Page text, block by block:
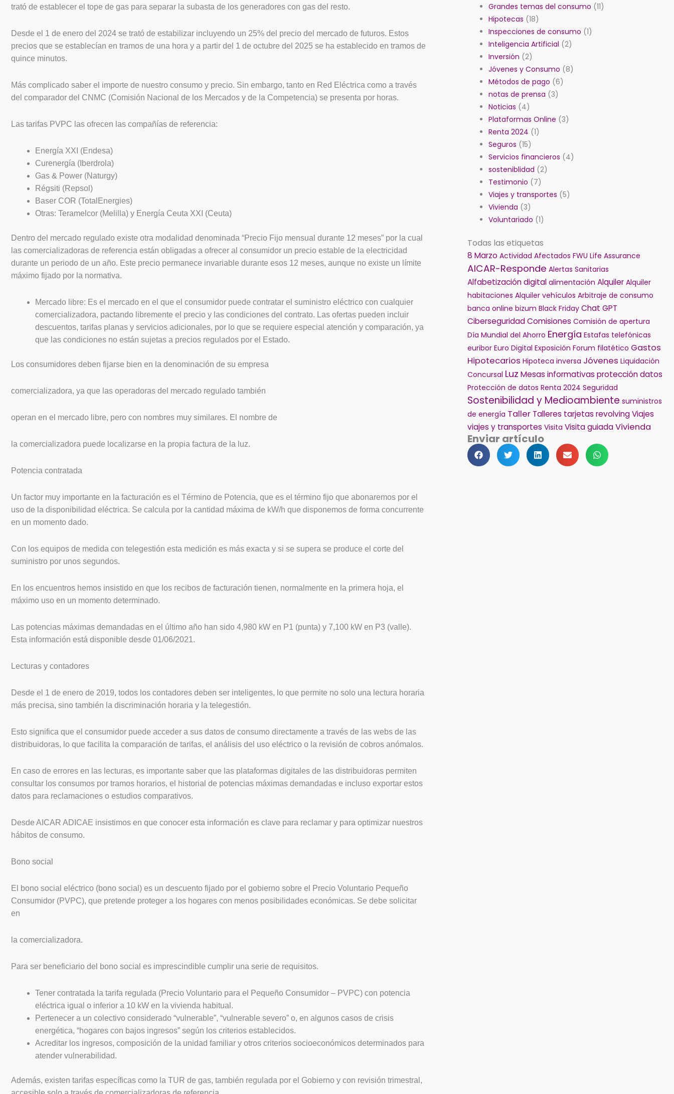
trató de establecer el tope de gas para separar la subasta de los generadores con gas del resto.
Desde el 1 de enero del 2024 se trató de estabilizar incluyendo un 25% del precio del mercado de futuros. Estos
precios que se establecían en tramos de una hora y a partir del 1 de octubre del 2025 se ha establecido en tramos de
quince minutos.
Más complicado saber el importe de nuestro consumo y precio. Sin embargo, tanto en Red Eléctrica como a través
del comparador del CNMC (Comisión Nacional de los Mercados y de la Competencia) se presenta por horas.
Las tarifas PVPC las ofrecen las compañías de referencia:
Energía XXI (Endesa)
Curenergía (Iberdrola)
Gas & Power (Naturgy)
Régsiti (Repsol)
Baser COR (TotalEnergies)
Otras: Teramelcor (Melilla) y Energía Ceuta XXI (Ceuta)
Dentro del mercado regulado existe otra modalidad denominada “Precio Fijo mensual durante 12 meses” por la cual
las comercializadoras de referencia están obligadas a ofrecer al consumidor un precio estable de la electricidad
durante un periodo de un año. Este precio permanece invariable durante esos 12 meses, aunque no existe un límite
máximo fijado por la normativa.
Mercado libre: Es el mercado en el que el consumidor puede contratar el suministro eléctrico con cualquier
comercializadora, pactando libremente el precio y las condiciones del contrato. Las ofertas pueden incluir
descuentos, tarifas planas y servicios adicionales, por lo que se requiere especial atención y comparación, ya
que las condiciones no están sujetas a precios regulados por el Estado.
Los consumidores deben fijarse bien en la denominación de su empresa
comercializadora, ya que las operadoras del mercado regulado también
operan en el mercado libre, pero con nombres muy similares. El nombre de
la comercializadora puede localizarse en la propia factura de la luz.
Potencia contratada
Un factor muy importante en la facturación es el Término de Potencia, que es el término fijo que abonaremos por el
uso de la disponibilidad eléctrica. Se calcula por la cantidad máxima de kW/h que disponemos de forma concurrente
en un momento dado.
Con los equipos de medida con telegestión esta medición es más exacta y si se supera se produce el corte del
suministro por unos segundos.
En los encuentros hemos insistido en que los recibos de facturación tienen, normalmente en la primera hoja, el
máximo uso en un momento determinado.
Las potencias máximas demandadas en el último año han sido 4,980 kW en P1 (punta) y 7,100 kW en P3 (valle).
Esta información está disponible desde 01/06/2021.
Lecturas y contadores
Desde el 1 de enero de 2019, todos los contadores deben ser inteligentes, lo que permite no solo una lectura horaria
más precisa, sino también la discriminación horaria y la telegestión.
Esto significa que el consumidor puede acceder a sus datos de consumo directamente a través de las webs de las
distribuidoras, lo que facilita la comparación de tarifas, el análisis del uso eléctrico o la revisión de cobros anómalos.
En caso de errores en las lecturas, es importante saber que las plataformas digitales de las distribuidoras permiten
consultar los consumos por tramos horarios, el historial de potencias máximas demandadas e incluso exportar estos
datos para reclamaciones o estudios comparativos.
Desde AICAR ADICAE insistimos en que conocer esta información es clave para reclamar y para optimizar nuestros
hábitos de consumo.
Bono social
El bono social eléctrico (bono social) es un descuento fijado por el gobierno sobre el Precio Voluntario Pequeño
Consumidor (PVPC), que pretende proteger a los hogares con menos posibilidades económicas. Se debe solicitar
en
la comercializadora.
Para ser beneficiario del bono social es imprescindible cumplir una serie de requisitos.
Tener contratada la tarifa regulada (Precio Voluntario para el Pequeño Consumidor – PVPC) con potencia
eléctrica igual o inferior a 10 kW en la vivienda habitual.
Pertenecer a un colectivo considerado “vulnerable”, “vulnerable severo” o, en algunos casos de crisis
energética, “hogares con bajos ingresos” según los criterios establecidos.
Acreditar los ingresos, composición de la unidad familiar y otros criterios socioeconómicos determinados para
atender vulnerabilidad.
Además, existen tarifas específicas como la TUR de gas, también regulada por el Gobierno y con revisión trimestral,
Grandes temas del consumo (11)
Hipotecas (18)
Inspecciones de consumo (1)
Inteligencia Artificial (2)
Inversión (2)
Jóvenes y Consumo (8)
Métodos de pago (6)
notas de prensa (3)
Noticias (4)
Plataformas Online (3)
Renta 2024 (1)
Seguros (15)
Servicios financieros (4)
sosteniblidad (2)
Testimonio (7)
Viajes y transportes (5)
Vivienda (3)
Voluntariado (1)
Todas las etiquetas
8 Marzo Actividad Afectados FWU Life Assurance
AICAR-Responde Alertas Sanitarias
Alfabetización digital alimentación Alquiler Alquiler
habitaciones Alquiler vehículos Arbitraje de consumo
banca online bizum Black Friday Chat GPT
CiberseguridadComisiones Comisión de apertura
Día Mundial del Ahorro Energía Estafas telefónicas
euribor Euro Digital Exposición Forum filatético Gastos
Hipotecarios Hipoteca inversa Jóvenes Liquidación
Concursal Luz Mesas informativas protección datos
Protección de datos Renta 2024 Seguridad
Sostenibilidad y Medioambiente suministros
de energía Taller Talleres tarjetas revolvingViajes
viajes y transportes Visita Visita guiadaVivienda
Enviar artículo